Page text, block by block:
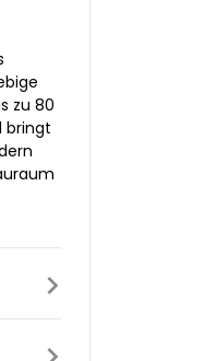
zu 80
bringt